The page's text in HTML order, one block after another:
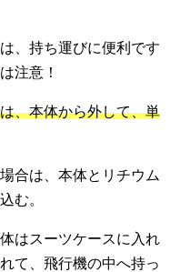
、持ち運びに便利です
注意！
、本体から外して、単
合は、本体とリチウム
む。
はスーツケースに入れ
て、飛行機の中へ持っ